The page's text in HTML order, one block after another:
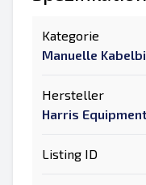
Kategorie
Manuelle
Hersteller
Harris
Listing ID